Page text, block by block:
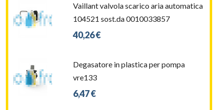
Vaillant valvola scarico aria automatica
104521 sost.da 0010033857
40,26 €
Degasatore in plastica per pompa
vre133
6,47 €